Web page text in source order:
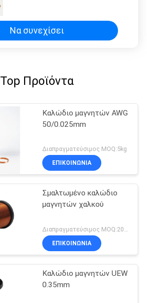
Να συνεχίσει
Top Προϊόντα
Καλώδιο μαγνητών AWG
50/0.025mm
Διαπραγματεύσιμος MOQ:5kg
ΕΠΙΚΟΙΝΩΝΙΑ
Σμαλτωμένο καλώδιο
μαγνητών χαλκού
Διαπραγματεύσιμος MOQ:20 χιλιόγραμμο/χιλιόγραμμα
ΕΠΙΚΟΙΝΩΝΙΑ
Καλώδιο μαγνητών UEW
0.35mm